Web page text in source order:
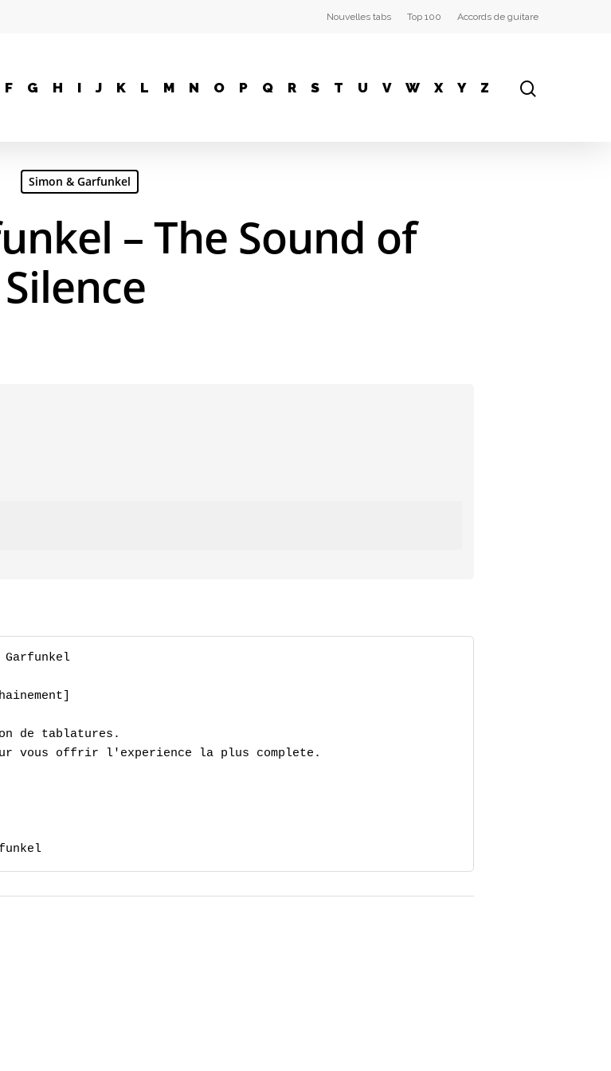
Nouvelles tabs Top 100 Accords de guitare
F G H I J K L M N O P Q R S T U V W X Y Z
Simon & Garfunkel
– The Sound of
Silence
Garfunkel
de tablatures.
vous offrir l'experience la plus complete.